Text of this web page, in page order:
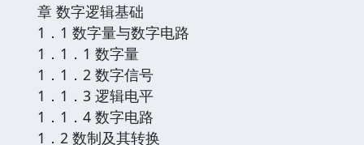
章 数字逻辑基础
1．1 数字量与数字电路
1．1．1 数字量
1．1．2 数字信号
1．1．3 逻辑电平
1．1．4 数字电路
1．2 数制及其转换